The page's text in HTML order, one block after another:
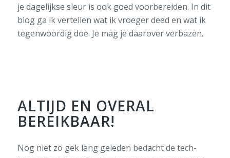
je dagelijkse sleur is ook goed voorbereiden. In dit
blog ga ik vertellen wat ik vroeger deed en wat ik
tegenwoordig doe. Je mag je daarover verbazen.
ALTIJD EN OVERAL
BEREIKBAAR!
Nog niet zo gek lang geleden bedacht de tech-